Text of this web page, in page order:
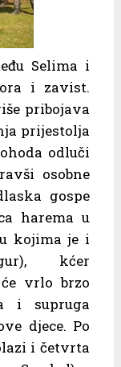
Selima i
i zavist.
pribojava
prijestolja
odluči
osobne
gospe
harema u
kojima je i
kćer
vrlo brzo
i supruga
djece. Po
i četvrta